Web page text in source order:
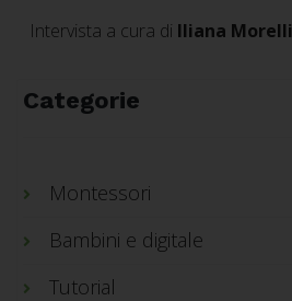
Intervista a cura di Iliana Morelli
Categorie
Montessori
Bambini e digitale
Tutorial